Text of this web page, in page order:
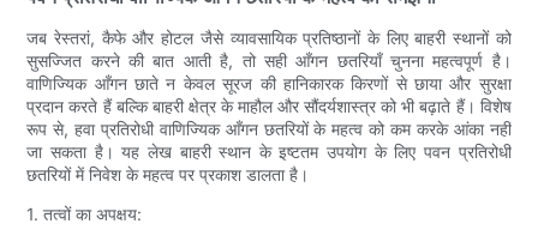
जब रेस्तरां, कैफे और होटल जैसे व्यावसायिक प्रतिष्ठानों के लिए बाहरी स्थानों को
सुसज्जित करने की बात आती है, तो सही आँगन छतरियाँ चुनना महत्वपूर्ण है।
वाणिज्यिक आँगन छाते न केवल सूरज की हानिकारक किरणों से छाया और सुरक्षा
प्रदान करते हैं बल्कि बाहरी क्षेत्र के माहौल और सौंदर्यशास्त्र को भी बढ़ाते हैं। विशेष
रूप से, हवा प्रतिरोधी वाणिज्यिक आँगन छतरियों के महत्व को कम करके आंका नहीं
जा सकता है। यह लेख बाहरी स्थान के इष्टतम उपयोग के लिए पवन प्रतिरोधी
छतरियों में निवेश के महत्व पर प्रकाश डालता है।
1. तत्वों का अपक्षय: